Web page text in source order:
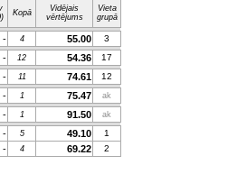
Kopā
Vidējais
vērtējums
Vieta
grupā
- 4 55.00
3
- 12 54.36
17
- 11 74.61
12
- 1 75.47 ak
- 1 91.50 ak
- 5 49.10
1
- 4 69.22 2